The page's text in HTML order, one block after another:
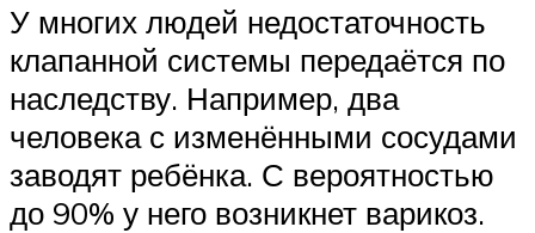
У многих людей недостаточность
клапанной системы передаётся по
наследству. Например, два
человека с изменёнными сосудами
заводят ребёнка. С вероятностью
до 90% у него возникнет варикоз.